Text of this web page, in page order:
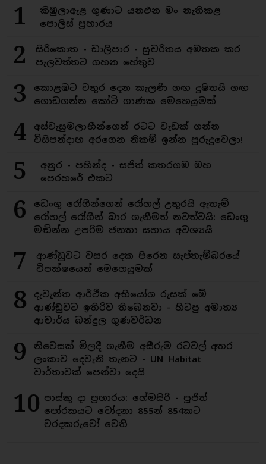
1
කිඹුලාඇළ ගුණාට යනඑන මං නැතිකළ
පොලිස් ප්‍රහාරය
2
සිරිකොත - ඩාලිපාර - සුචරිතය අමතක කර
පැලවත්තට ගහන හේතුව
3
කොළඹට වතුර දෙන කැලණි ගඟ දුෂිතයි ගඟ
ගොඩගන්න කෝටි ගාණක මෙහෙයුමක්
4
අස්වැසුමලාභීන්ගෙන් රටට වැඩක් ගන්න
විසිපන්දාහ අරගෙන නිකම් ඉන්න පුරුදුවෙලා!
5
අනුර - පහින්ද - සජිත් කතරගම මහ
පෙරහරේ එකට
6
ඩෙංගු රෝගීන්ගෙන් රෝහල් උතුරයි ඇතැම්
රෝහල් රෝගීන් බාර ගැනීමත් නවත්වයි: ඩෙංගු
මඬින්න උපරිම ජනතා සහාය අවශ්‍යයි
7
ආණ්ඩුවට වසර දෙක පිරෙන සැප්තැම්බරයේ
විපක්ෂයෙන් මෙහෙයුමක්
8
දැවැන්ත ආර්ථික අභියෝග රුසක් මේ
ආණ්ඩුවට ඉතිරිව තිබෙනවා - හිටපු අමාත්‍ය
ආචාර්ය බන්දුල ගුණවර්ධන
9
නිවෙසක් මිලදී ගැනීම අසීරුම රටවල් අතර
ලංකාව දෙවැනි තැනට - UN Habitat
වාර්තාවක් පෙන්වා දෙයි
10 පාස්කු දා ප්‍රහාරය: හේමසිරි - පූජිත්
පෝරකයට චෝදනා 855න් 854කට
වරදකරුවෝ වෙති